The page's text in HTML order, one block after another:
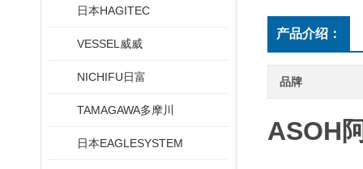
日本HAGITEC
VESSEL威威
NICHIFU日富
TAMAGAWA多摩川
日本EAGLESYSTEM
产品介绍：
品牌
ASOH